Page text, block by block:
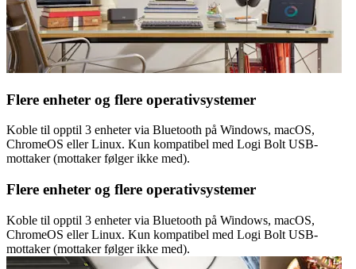
Flere enheter og flere operativsystemer
Koble til opptil 3 enheter via Bluetooth på Windows, macOS,
ChromeOS eller Linux. Kun kompatibel med Logi Bolt USB-
mottaker (mottaker følger ikke med).
Flere enheter og flere operativsystemer
Koble til opptil 3 enheter via Bluetooth på Windows, macOS,
ChromeOS eller Linux. Kun kompatibel med Logi Bolt USB-
mottaker (mottaker følger ikke med).